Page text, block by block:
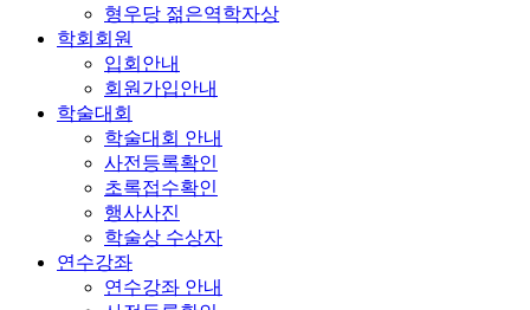
형우당 젊은역학자상
학회회원
입회안내
회원가입안내
학술대회
학술대회 안내
사전등록확인
초록접수확인
행사사진
학술상 수상자
연수강좌
연수강좌 안내